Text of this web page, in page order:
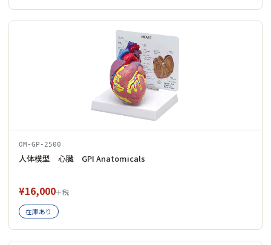
OM-GP-2500
人体模型 心臓 GPI Anatomicals
¥16,000＋税
在庫あり